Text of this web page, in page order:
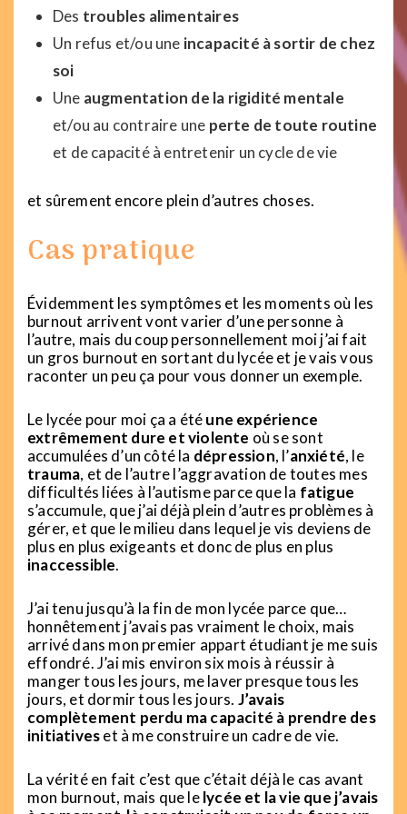
Des troubles alimentaires
Un refus et/ou une incapacité à sortir de chez
soi
Une augmentation de la rigidité mentale
et/ou au contraire une perte de toute routine
et de capacité à entretenir un cycle de vie
et sûrement encore plein d’autres choses.
Cas pratique
Évidemment les symptômes et les moments où les
burnout arrivent vont varier d’une personne à
l’autre, mais du coup personnellement moi j’ai fait
un gros burnout en sortant du lycée et je vais vous
raconter un peu ça pour vous donner un exemple.
Le lycée pour moi ça a étéune expérience
extrêmement dure et violente où se sont
accumulées d’un côté la dépression, l’anxiété, le
trauma, et de l’autre l’aggravation de toutes mes
difficultés liées à l’autisme parce que la fatigue
s’accumule, que j’ai déjà plein d’autres problèmes à
gérer, et que le milieu dans lequel je vis deviens de
plus en plus exigeants et donc de plus en plus
inaccessible.
J’ai tenu jusqu’à la fin de mon lycée parce que…
honnêtement j’avais pas vraiment le choix, mais
arrivé dans mon premier appart étudiant je me suis
effondré. J’ai mis environ six mois à réussir à
manger tous les jours, me laver presque tous les
jours, et dormir tous les jours. J’avais
complètement perdu ma capacité à prendre des
initiativeset à me construire un cadre de vie.
La vérité en fait c’est que c’était déjà le cas avant
mon burnout, mais que lelycée et la vie que j’avais